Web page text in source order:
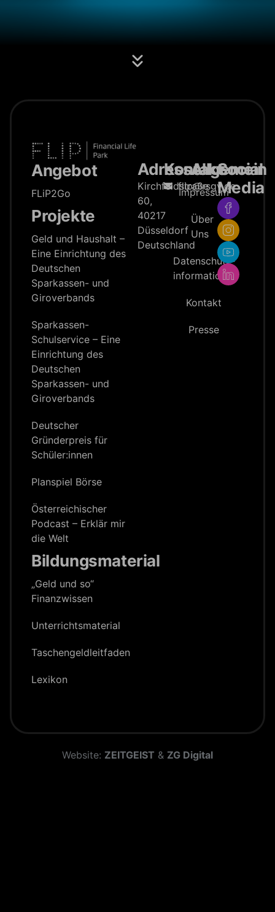
Angebot
FLiP2Go
Projekte
Geld und Haushalt –
Eine Einrichtung des
Deutschen
Sparkassen- und
Giroverbands
Sparkassen-
Schulservice – Eine
Einrichtung des
Deutschen
Sparkassen- und
Giroverbands
Deutscher
Gründerpreis für
Schüler:innen
Planspiel Börse
Österreichischer
Podcast – Erklär mir
die Welt
Bildungsmaterial
„Geld und so“
Finanzwissen
Unterrichts­material
Taschengeld­leitfaden
Lexikon
Adresse
Kirchfeldstraße
60,
40217
Düsseldorf
Deutschland
Kontakt
flip@rsgv.de
Allgemein
Impressum
Über
Uns
Datenschutz­
information
Kontakt
Presse
Social
Media
Website: ZEITGEIST & ZG Digital